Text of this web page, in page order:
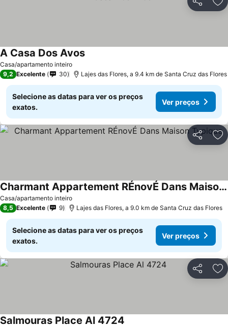
Partilhar
Casa/apartamento inteiro
A Casa Dos AvosVer preços
9,2 Excelente 30 Lajes das Flores, a 9.4 km de Santa Cruz das Flores
Selecione as datas para ver os preços
exatos.
Ver preços
Partilhar
Casa/apartamento inteiro
Charmant Appartement RÉnovÉ Dans Maison Typique
Ver preços
8,5 Excelente 9 Lajes das Flores, a 9.0 km de Santa Cruz das Flores
Selecione as datas para ver os preços
exatos.
Ver preços
Partilhar
Salmouras Place Al 4724